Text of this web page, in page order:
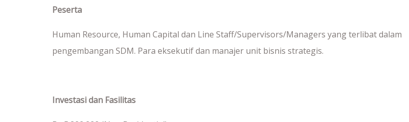
Peserta
Human Resource, Human Capital dan Line Staff/Supervisors/Managers yang terlibat dalam
pengembangan SDM. Para eksekutif dan manajer unit bisnis strategis.
Investasi dan Fasilitas